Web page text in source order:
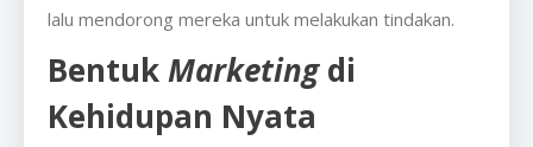
lalu mendorong mereka untuk melakukan tindakan.
BentukMarketingdi
Kehidupan Nyata